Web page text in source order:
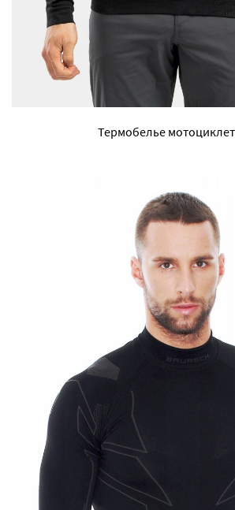
Термобелье